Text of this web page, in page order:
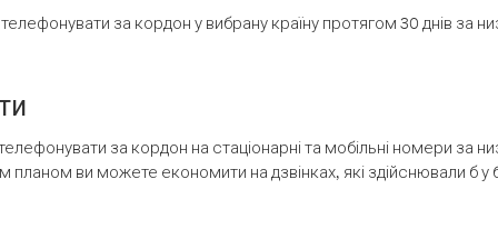
за кордон у вибрану країну протягом 30 днів за
за кордон на стаціонарні та мобільні номери за
планом ви можете економити на дзвінках, які здійснювали б у